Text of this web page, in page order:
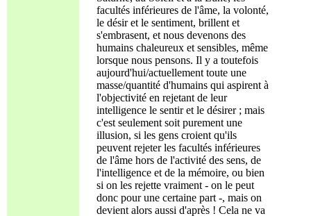
facultés inférieures de l'âme, la volonté,
le désir et le sentiment, brillent et
s'embrasent, et nous devenons des
humains chaleureux et sensibles, même
lorsque nous pensons. Il y a toutefois
aujourd'hui/actuellement toute une
masse/quantité d'humains qui aspirent à
l'objectivité en rejetant de leur
intelligence le sentir et le désirer ; mais
c'est seulement soit purement une
illusion, si les gens croient qu'ils
peuvent rejeter les facultés inférieures
de l'âme hors de l'activité des sens, de
l'intelligence et de la mémoire, ou bien
si on les rejette vraiment - on le peut
donc pour une certaine part -, mais on
devient alors aussi d'après ! Cela ne va